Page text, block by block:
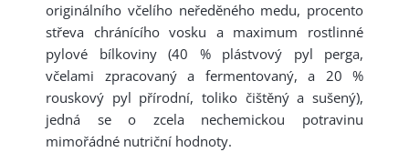
originálního včelího neředěného medu, procento
střeva chránícího vosku a maximum rostlinné
pylové bílkoviny (40 % plástvový pyl perga,
včelami zpracovaný a fermentovaný, a 20 %
rouskový pyl přírodní, toliko čištěný a sušený),
jedná se o zcela nechemickou potravinu
mimořádné nutriční hodnoty.